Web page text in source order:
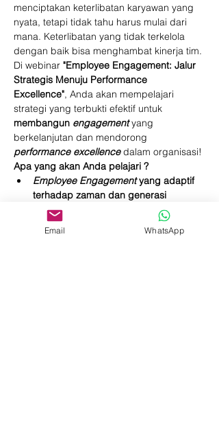
menciptakan keterlibatan karyawan yang
nyata, tetapi tidak tahu harus mulai dari
mana. Keterlibatan yang tidak terkelola
dengan baik bisa menghambat kinerja tim.
Di webinar "Employee Engagement: Jalur
Strategis Menuju Performance
Excellence", Anda akan mempelajari
strategi yang terbukti efektif untuk
membangun engagement yang
berkelanjutan dan mendorong
performance excellence dalam organisasi!
Apa yang akan Anda pelajari ?
Employee Engagement yang adaptif
terhadap zaman dan generasi
Roadmap
Employee Engagement
menuju keunggulan Kinerja
Email WhatsApp